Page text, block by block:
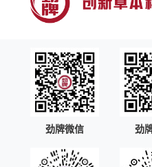
劲牌微信 劲